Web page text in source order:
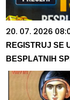
20. 07. 2026
REGISTRUJ SE
BESPLATNIH